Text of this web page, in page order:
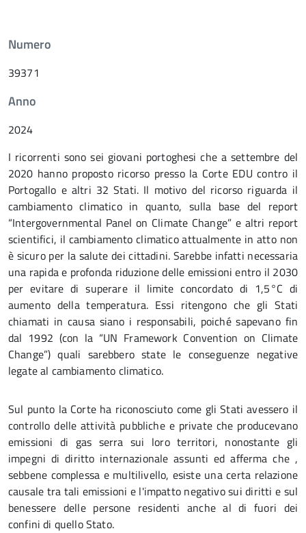
Numero
39371
Anno
2024
I ricorrenti sono sei giovani portoghesi che a settembre del
2020 hanno proposto ricorso presso la Corte EDU contro il
Portogallo e altri 32 Stati. Il motivo del ricorso riguarda il
cambiamento climatico in quanto, sulla base del report
“Intergovernmental Panel on Climate Change” e altri report
scientifici, il cambiamento climatico attualmente in atto non
è sicuro per la salute dei cittadini. Sarebbe infatti necessaria
una rapida e profonda riduzione delle emissioni entro il 2030
per evitare di superare il limite concordato di 1,5°C di
aumento della temperatura. Essi ritengono che gli Stati
chiamati in causa siano i responsabili, poiché sapevano fin
dal 1992 (con la “UN Framework Convention on Climate
Change”) quali sarebbero state le conseguenze negative
legate al cambiamento climatico.
Sul punto la Corte ha riconosciuto come gli Stati avessero il
controllo delle attività pubbliche e private che producevano
emissioni di gas serra sui loro territori, nonostante gli
impegni di diritto internazionale assunti ed afferma che ,
sebbene complessa e multilivello, esiste una certa relazione
causale tra tali emissioni e l'impatto negativo sui diritti e sul
benessere delle persone residenti anche al di fuori dei
confini di quello Stato.